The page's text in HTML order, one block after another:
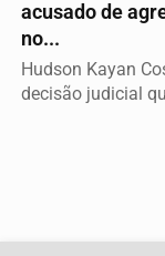
acusado de
no...
Hudson Kayan
decisão judicial